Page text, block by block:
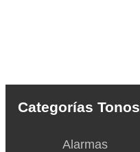
Categorías Tonos
Alarmas